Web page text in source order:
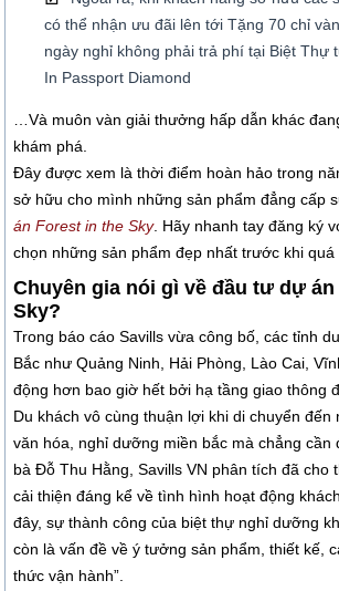
có thể nhận ưu đãi lên tới Tặng 70 chỉ
ngày nghỉ không phải trả phí tại Biệt Thự
In Passport Diamond
…Và muôn vàn giải thưởng hấp dẫn khác
khám phá.
Đây được xem là thời điểm hoàn hảo trong
sở hữu cho mình những sản phẩm đẳng cấp
án Forest in the Sky. Hãy nhanh tay đăng ký
chọn những sản phẩm đẹp nhất trước khi quá
Chuyên gia nói gì về đầu tư dự
Sky?
Trong báo cáo Savills vừa công bố, các tỉnh
Bắc như Quảng Ninh, Hải Phòng, Lào Cai,
động hơn bao giờ hết bởi hạ tầng giao thông
Du khách vô cùng thuận lợi khi di chuyển đến
văn hóa, nghỉ dưỡng miền bắc mà chẳng
bà Đỗ Thu Hằng, Savills VN phân tích đã cho
cải thiện đáng kể về tình hình hoạt động
đây, sự thành công của biệt thự nghỉ dưỡng
còn là vấn đề về ý tưởng sản phẩm, thiết kế,
thức vận hành”.